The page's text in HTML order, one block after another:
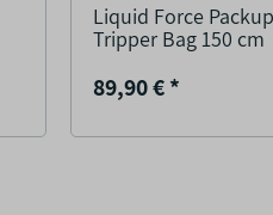
Liquid Force
Tripper Bag 150 cm
89,90 €*